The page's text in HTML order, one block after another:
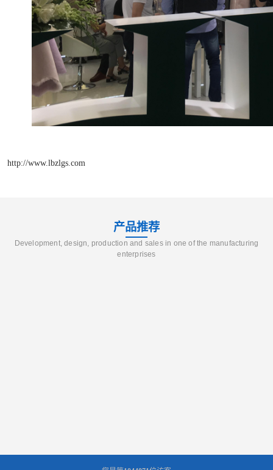
http://www.lbzlgs.com
产品推荐
Development, design, production and sales in one of the manufacturing
enterprises